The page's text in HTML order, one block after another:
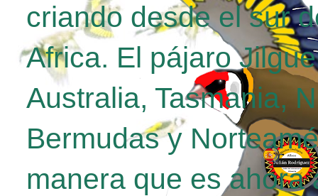
criando desde el sur
Africa. El pájaro
Australia, Tasmania,
Bermudas y
manera que es